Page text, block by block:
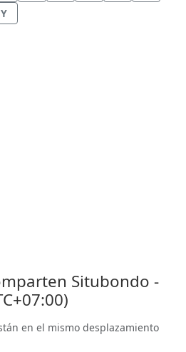
Y
Situbondo -
en el mismo desplazamiento